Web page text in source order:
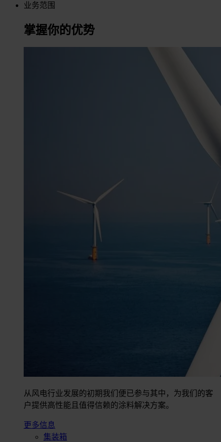
业务范围
掌握你的优势
从风电行业发展的初期我们便已参与其中，为我们的客
户提供高性能且值得信赖的涂料解决方案。
更多信息
集装箱